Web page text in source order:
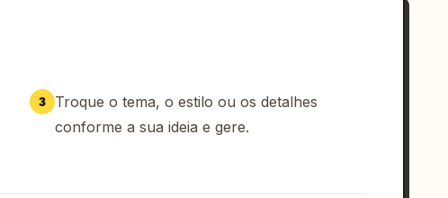
3
Troque o tema, o estilo ou os detalhes
conforme a sua ideia e gere.